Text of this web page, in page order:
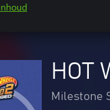
HOT
Milestone